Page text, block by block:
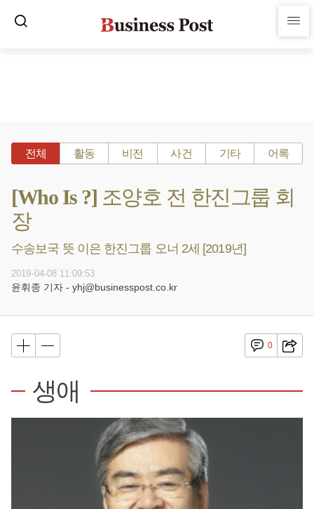
전체 활동 비전 사건 기타 어록
[Who Is ?] 조양호 전 한진그룹 회
장
수송보국 뜻 이은 한진그룹 오너 2세 [2019년]
2019-04-08 11:09:53
윤휘종 기자 - yhj@businesspost.co.kr
0
생애